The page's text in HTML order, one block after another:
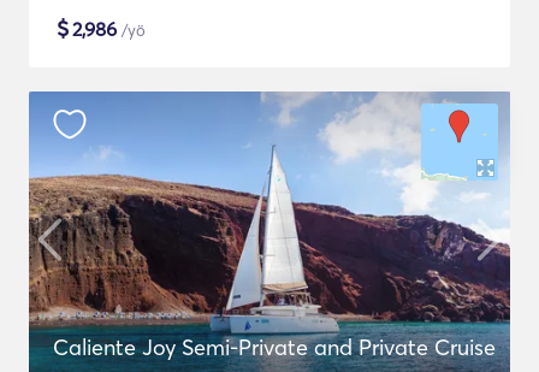
$2,986 /yö
Caliente Joy Semi-Private and Private Cruise